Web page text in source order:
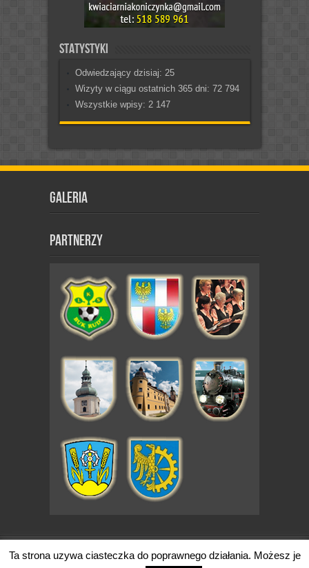
Statystyki
Odwiedzający dzisiaj: 25
Wizyty w ciągu ostatnich 365 dni: 72 794
Wszystkie wpisy: 2 147
Galeria
Partnerzy
code by - Simple Creative
Ta strona uzywa ciasteczka do poprawnego działania. Możesz je